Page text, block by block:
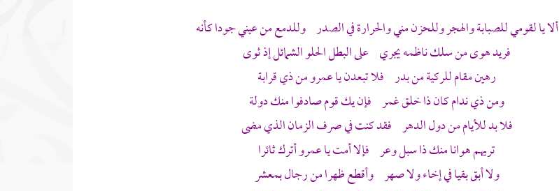
ألا يا لقومي للصبابة والهجر وللحزن مني والحرارة في الصدر وللدمع من عيني جودا كأنه
فريد هوى من سلك ناظمه يجري على البطل الحلو الشمائل إذ ثوى
رهين مقام للركية منبدر فلا تبعدن ياعمرومن ذي قرابة
ومن ذي ندام كان ذا خلق غمر فإن يك قوم صادفوا منك دولة
فلا بد للأيام من دول الدهر فقد كنت في صرف الزمان الذي مضى
تريهم هوانا منك ذا سبل وعر فإلا أمت يا عمرو أترك ثائرا
ولا أبق بقيا في إخاء ولا صهر وأقطع ظهرا من رجال بمعشر